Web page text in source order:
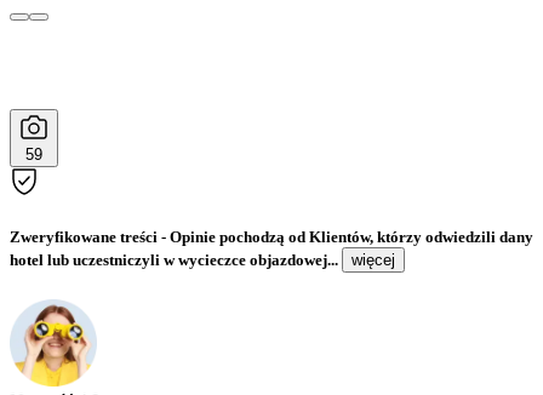
59
Zweryfikowane treści - Opinie pochodzą od Klientów, którzy odwiedzili dany
hotel lub uczestniczyli w wycieczce objazdowej...
więcej